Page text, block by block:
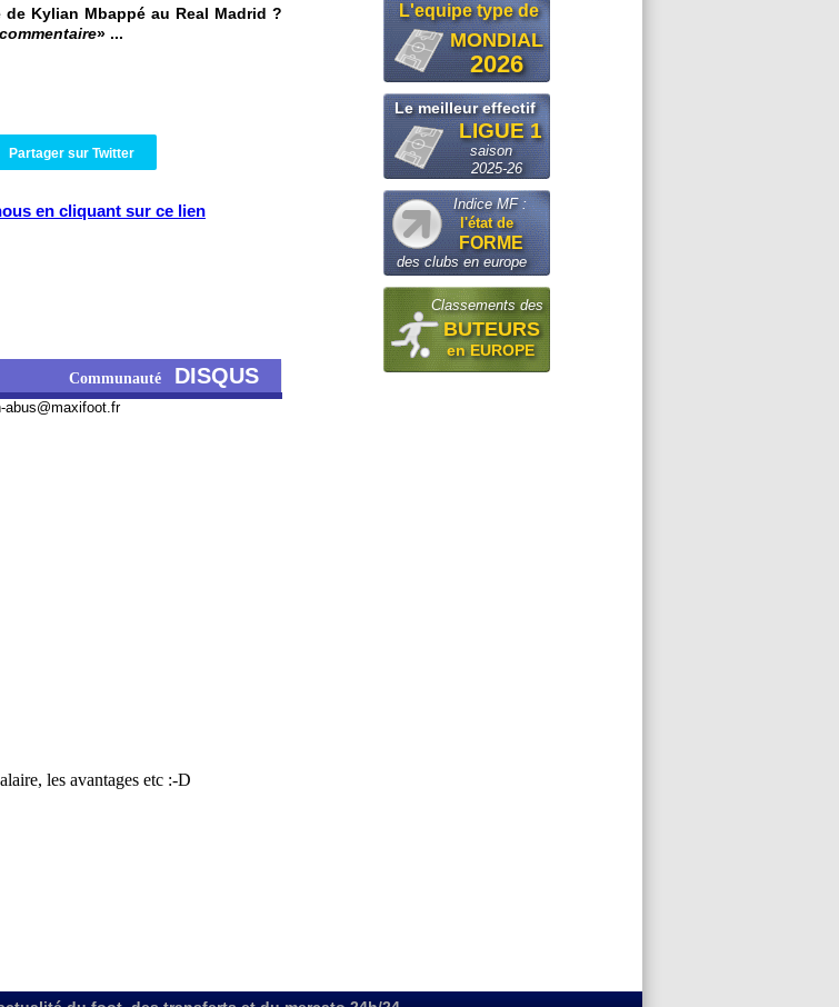
Kylian Mbappé au Real Madrid ?
» ...
Partager sur Twitter
en cliquant sur ce lien
Communauté DISQUS
abus@maxifoot.fr
L'equipe type de
MONDIAL
2026
Le meilleur effectif
LIGUE 1
saison
2025-26
Indice MF :
l'état de
FORME
des clubs en europe
Classements des
BUTEURS
en EUROPE